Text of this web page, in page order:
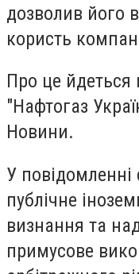
дозволив його
користь
Про це йдеться
"Нафтогаз
Новини.
У
публічне
визнання та
примусове